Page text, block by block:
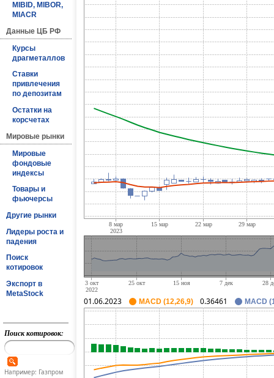
MIBID, MIBOR,
MIACR
Данные ЦБ РФ
Курсы
драгметаллов
Ставки
привлечения
по депозитам
Остатки на
корсчетах
Мировые рынки
Мировые
фондовые
индексы
Товары и
фьючерсы
Другие рынки
Лидеры роста и
падения
Поиск
котировок
Экспорт в
MetaStock
Поиск котировок:
Например: Газпром
01.06.2023 MACD (12,26,9) 0.36461 MACD